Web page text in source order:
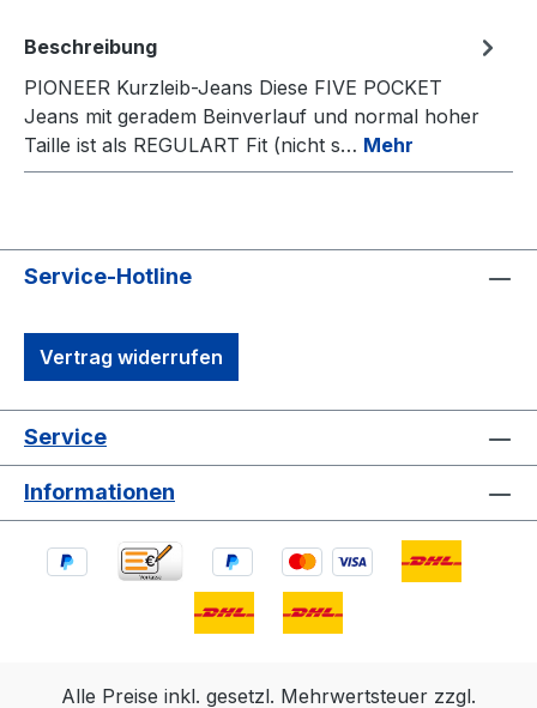
Beschreibung
PIONEER Kurzleib-Jeans Diese FIVE POCKET
Jeans mit geradem Beinverlauf und normal hoher
Taille ist als REGULART Fit (nicht s… Mehr
Service-Hotline
Vertrag widerrufen
Service
Informationen
Alle Preise inkl. gesetzl. Mehrwertsteuer zzgl.